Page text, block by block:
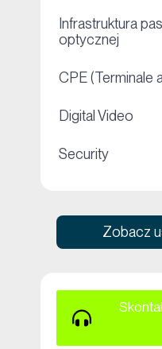
Infrastruktura
optycznej
CPE (Terminale
Digital Video
Security
Zobacz